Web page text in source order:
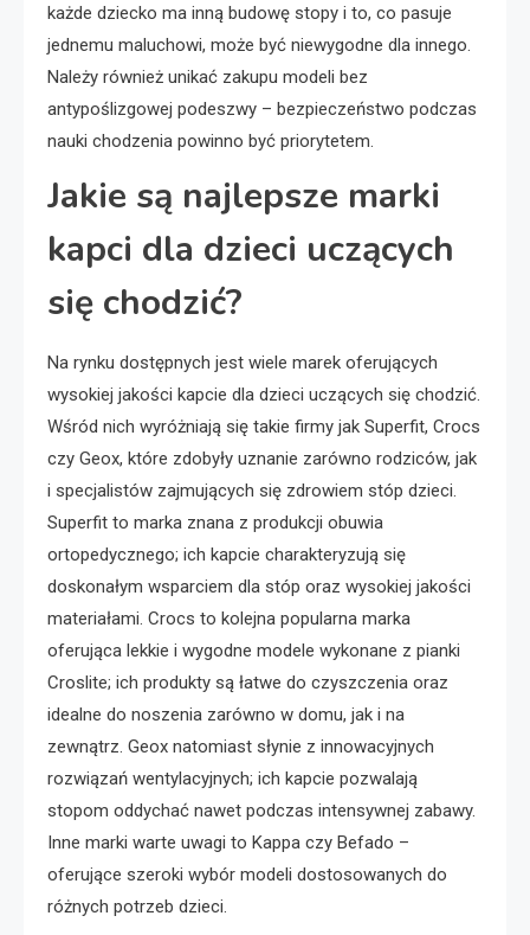
każde dziecko ma inną budowę stopy i to, co pasuje
jednemu maluchowi, może być niewygodne dla innego.
Należy również unikać zakupu modeli bez
antypoślizgowej podeszwy – bezpieczeństwo podczas
nauki chodzenia powinno być priorytetem.
Jakie są najlepsze marki
kapci dla dzieci uczących
się chodzić?
Na rynku dostępnych jest wiele marek oferujących
wysokiej jakości kapcie dla dzieci uczących się chodzić.
Wśród nich wyróżniają się takie firmy jak Superfit, Crocs
czy Geox, które zdobyły uznanie zarówno rodziców, jak
i specjalistów zajmujących się zdrowiem stóp dzieci.
Superfit to marka znana z produkcji obuwia
ortopedycznego; ich kapcie charakteryzują się
doskonałym wsparciem dla stóp oraz wysokiej jakości
materiałami. Crocs to kolejna popularna marka
oferująca lekkie i wygodne modele wykonane z pianki
Croslite; ich produkty są łatwe do czyszczenia oraz
idealne do noszenia zarówno w domu, jak i na
zewnątrz. Geox natomiast słynie z innowacyjnych
rozwiązań wentylacyjnych; ich kapcie pozwalają
stopom oddychać nawet podczas intensywnej zabawy.
Inne marki warte uwagi to Kappa czy Befado –
oferujące szeroki wybór modeli dostosowanych do
różnych potrzeb dzieci.